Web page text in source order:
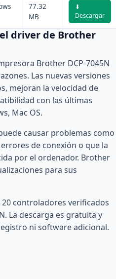
77.32
MB
⬇
Descargar
driver de Brother
Brother DCP-7045N
Las nuevas versiones
mejoran la velocidad de
con las últimas
Mac OS.
causar problemas como
de conexión o que la
por el ordenador. Brother
para sus
controladores verificados
La descarga es gratuita y
ni software adicional.